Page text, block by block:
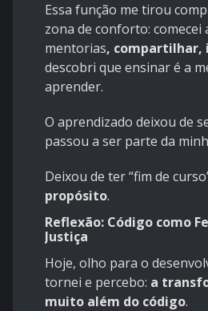
Essa função me tirou
zona de conforto: comecei
mentorias, compartilhar,
descobri que ensinar é a
aprender.
O aprendizado deixou de
passou a ser parte da
Deixou de ter “fim de
propósito.
Reflexão: Código como
Justiça
Hoje, olho para o
tornei e percebo: a
muito além do código.